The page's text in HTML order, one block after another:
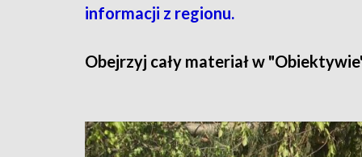
informacji z regionu.
Obejrzyj cały materiał w